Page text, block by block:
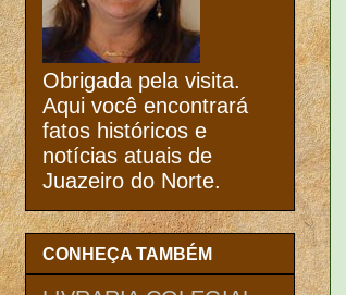
Obrigada pela visita.
Aqui você encontrará
fatos históricos e
notícias atuais de
Juazeiro do Norte.
CONHEÇA TAMBÉM